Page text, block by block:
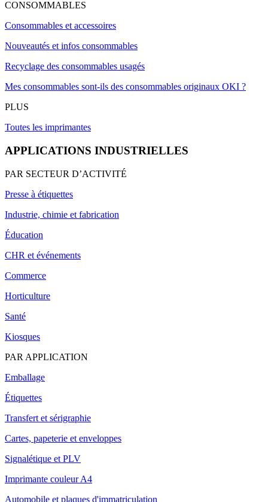
CONSOMMABLES
Consommables et accessoires
Nouveautés et infos consommables
Recyclage des consommables usagés
Mes consommables sont-ils des consommables originaux OKI ?
PLUS
Toutes les imprimantes
APPLICATIONS INDUSTRIELLES
PAR SECTEUR D’ACTIVITÉ
Presse à étiquettes
Industrie, chimie et fabrication
Éducation
CHR et événements
Commerce
Horticulture
Santé
Kiosques
PAR APPLICATION
Emballage
Étiquettes
Transfert et sérigraphie
Cartes, papeterie et enveloppes
Signalétique et PLV
Imprimante couleur A4
Automobile et plaques d'immatriculation